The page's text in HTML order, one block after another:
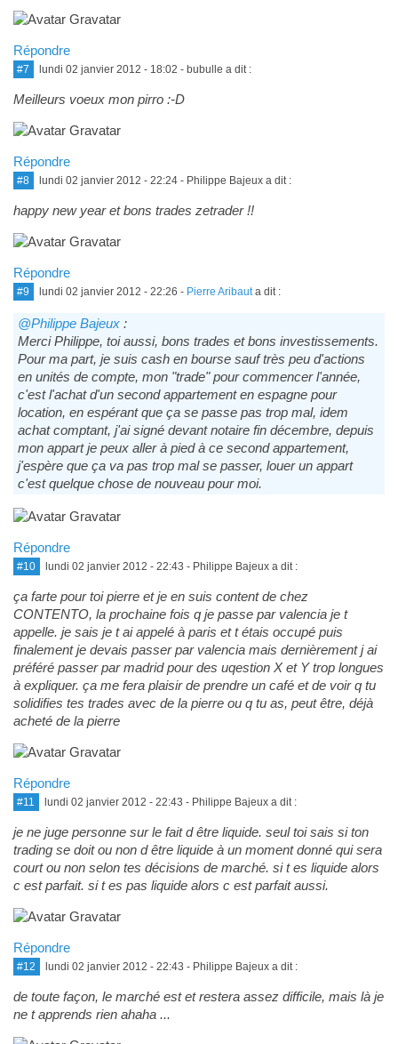
Répondre
#7 lundi 02 janvier 2012 - 18:02 - bubulle a dit :
Meilleurs voeux mon pirro :-D
Répondre
#8 lundi 02 janvier 2012 - 22:24- Philippe Bajeux a dit :
happy new year et bons trades zetrader !!
Répondre
#9 lundi 02 janvier 2012 - 22:26 - Pierre Aribauta dit :
@Philippe Bajeux:
Merci Philippe, toi aussi, bons trades et bons investissements.
Pour ma part, je suis cash en bourse sauf très peu d'actions
en unités de compte, mon "trade" pour commencer l'année,
c'est l'achat d'un second appartement en espagne pour
location, en espérant que ça se passe pas trop mal, idem
achat comptant, j'ai signé devant notaire fin décembre, depuis
mon appart je peux aller à pied à ce second appartement,
j'espère que ça va pas trop mal se passer, louer un appart
c'est quelque chose de nouveau pour moi.
Répondre
#10 lundi 02 janvier 2012 - 22:43 - Philippe Bajeux a dit :
ça farte pour toi pierre et je en suis content de chez
CONTENTO, la prochaine fois q je passe par valencia je t
appelle. je sais je t ai appelé à paris et t étais occupé puis
finalement je devais passer par valencia mais dernièrement j ai
préféré passer par madrid pour des uqestion X et Y trop longues
à expliquer. ça me fera plaisir de prendre un café et de voir q tu
solidifies tes trades avec de la pierre ou q tu as, peut être, déjà
acheté de la pierre
Répondre
#11 lundi 02 janvier 2012 - 22:43 - Philippe Bajeux a dit :
je ne juge personne sur le fait d être liquide. seul toi sais si ton
trading se doit ou non d être liquide à un moment donné qui sera
court ou non selon tes décisions de marché. si t es liquide alors
c est parfait. si t es pas liquide alors c est parfait aussi.
Répondre
#12 lundi 02 janvier 2012 - 22:43 - Philippe Bajeux a dit :
de toute façon, le marché est et restera assez difficile, mais là je
ne t apprends rien ahaha ...